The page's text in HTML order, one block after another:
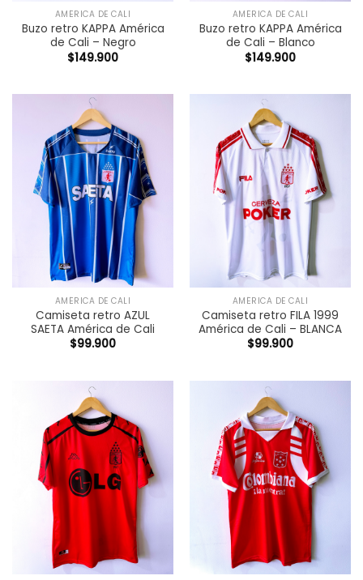
AMÉRICA DE CALI
Buzo retro KAPPA América
de Cali – Negro
$149.900
AMÉRICA DE CALI
Buzo retro KAPPA América
de Cali – Blanco
$149.900
AMÉRICA DE CALI
Camiseta retro AZUL
SAETA América de Cali
$99.900
AMÉRICA DE CALI
Camiseta retro FILA 1999
América de Cali – BLANCA
$99.900